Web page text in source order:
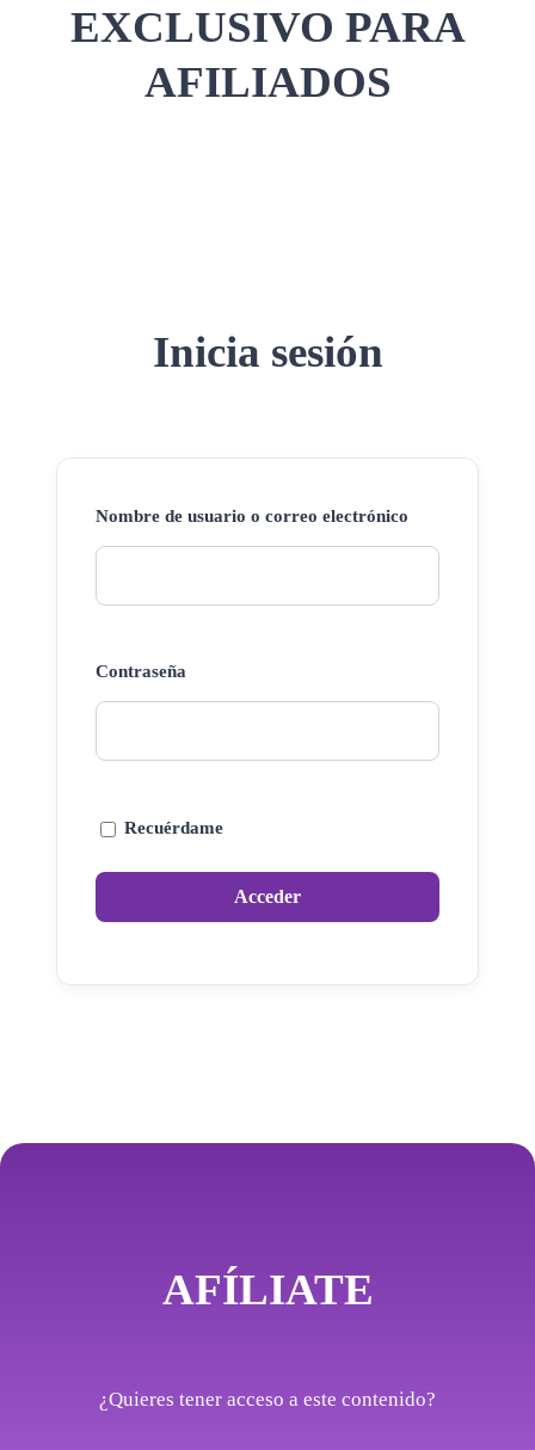
EXCLUSIVO PARA
AFILIADOS
Inicia sesión
Nombre de usuario o correo electrónico
Contraseña
Recuérdame
AFÍLIATE
¿Quieres tener acceso a este contenido?